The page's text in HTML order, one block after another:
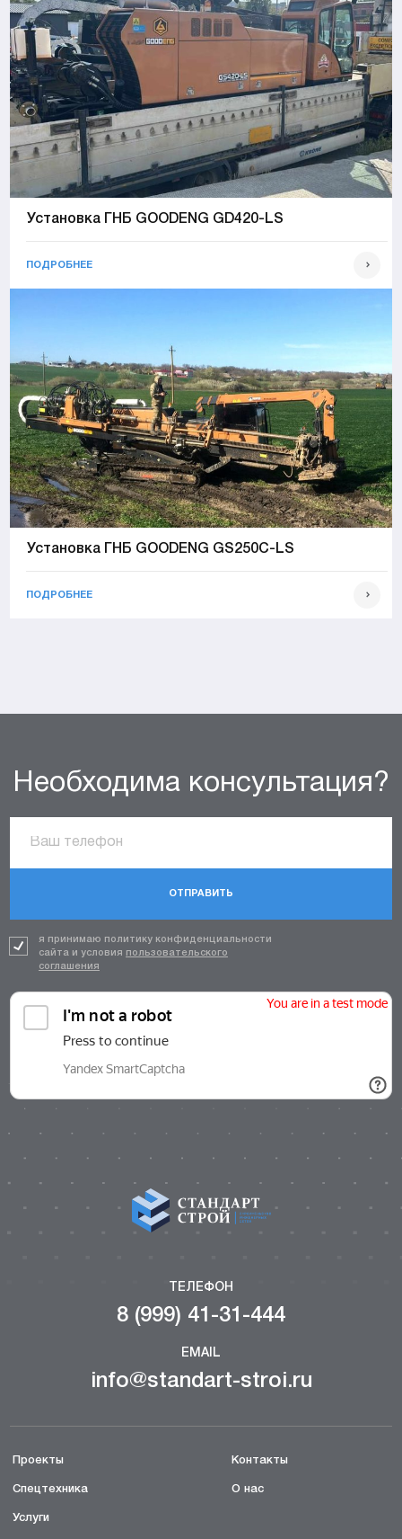
Установка ГНБ GOODENG GD420-LS
ПОДРОБНЕЕ
Установка ГНБ GOODENG GS250C-LS
ПОДРОБНЕЕ
Необходима консультация?
ОТПРАВИТЬ
я принимаю политику конфиденциальности
сайта и условия пользовательского
соглашения
ТЕЛЕФОН
8 (999) 41-31-444
EMAIL
info@standart-stroi.ru
Проекты
Спецтехника
Услуги
Контакты
О нас